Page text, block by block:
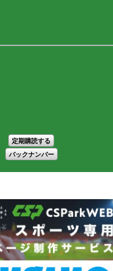
定期購読する
バックナンバー